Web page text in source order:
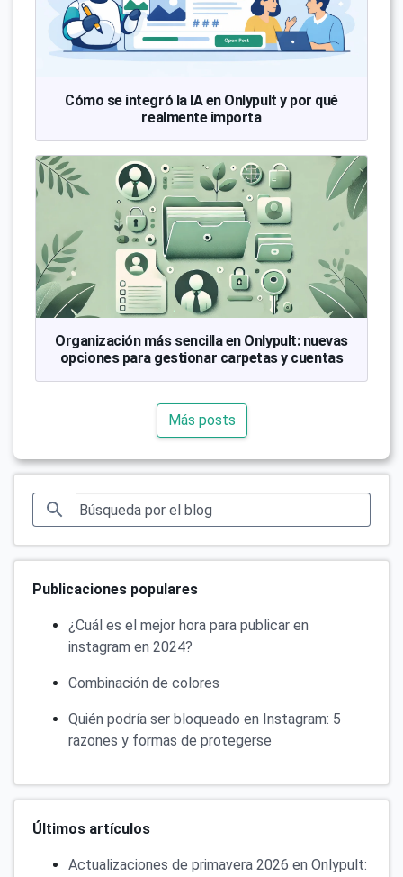
Cómo se integró la IA en Onlypult y por qué
realmente importa
Organización más sencilla en Onlypult: nuevas
opciones para gestionar carpetas y cuentas
Más posts
Publicaciones populares
¿Cuál es el mejor hora para publicar en
instagram en 2024?
Combinación de colores
Quién podría ser bloqueado en Instagram: 5
razones y formas de protegerse
Últimos artículos
Actualizaciones de primavera 2026 en Onlypult: